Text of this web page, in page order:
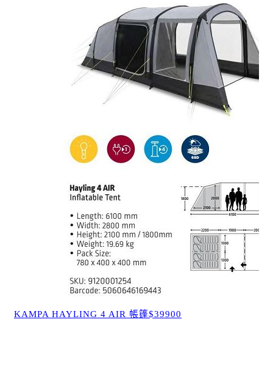
KAMPA HAYLING 4 AIR 帳篷$39900